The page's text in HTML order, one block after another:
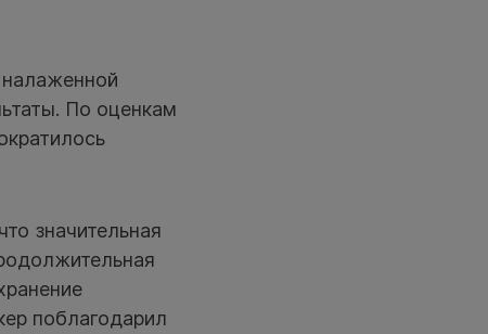
По оценкам
значительная
поблагодарил